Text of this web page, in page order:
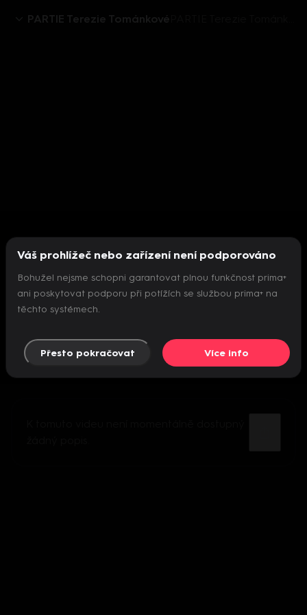
PARTIE Terezie Tománkové
Nepodařilo se inicializovat přehrávač
Váš prohlížeč nebo zařízení není podporováno
Bohužel nejsme schopni garantovat plnou funkčnost prima+
ani poskytovat podporu při potížích se službou prima+ na
těchto systémech.
Přesto pokračovat Více info